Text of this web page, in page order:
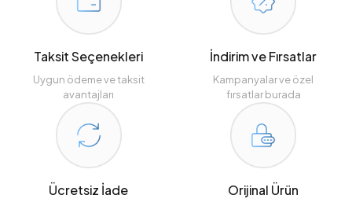
Taksit Seçenekleri
Uygun ödeme ve taksit
avantajları
İndirim ve Fırsatlar
Kampanyalar ve özel
fırsatlar burada
Ücretsiz İade Orijinal Ürün